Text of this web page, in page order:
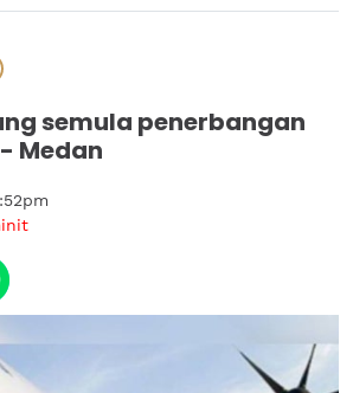
semula penerbangan
Medan